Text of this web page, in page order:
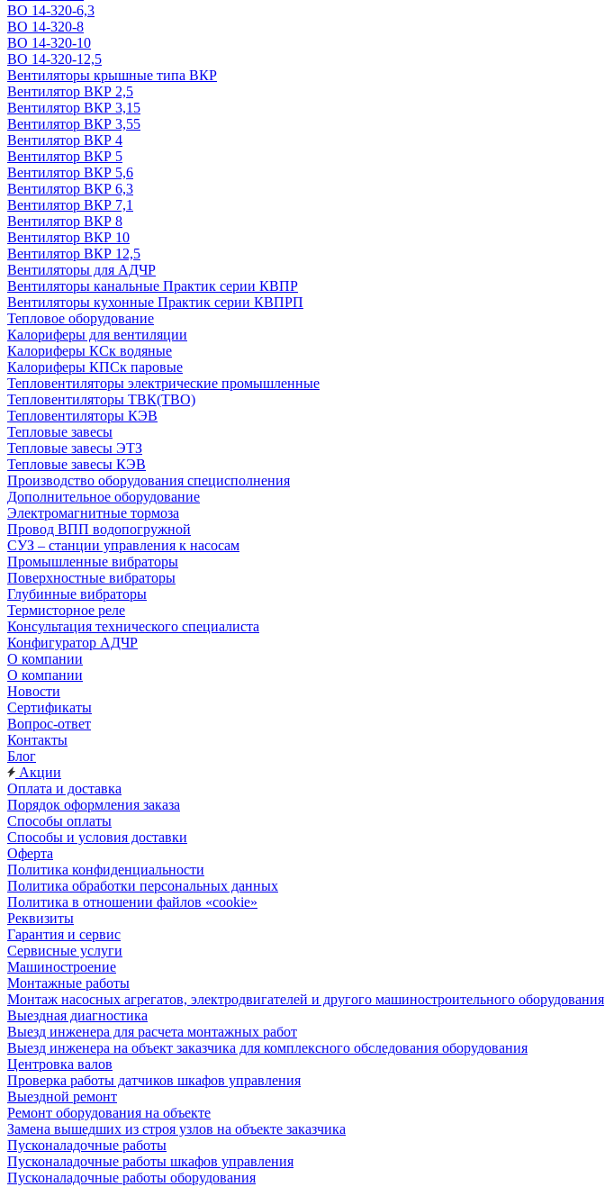
ВО 14-320-6,3
ВО 14-320-8
ВО 14-320-10
ВО 14-320-12,5
Вентиляторы крышные типа ВКР
Вентилятор ВКР 2,5
Вентилятор ВКР 3,15
Вентилятор ВКР 3,55
Вентилятор ВКР 4
Вентилятор ВКР 5
Вентилятор ВКР 5,6
Вентилятор ВКР 6,3
Вентилятор ВКР 7,1
Вентилятор ВКР 8
Вентилятор ВКР 10
Вентилятор ВКР 12,5
Вентиляторы для АДЧР
Вентиляторы канальные Практик серии КВПР
Вентиляторы кухонные Практик серии КВПРП
Тепловое оборудование
Калориферы для вентиляции
Калориферы КСк водяные
Калориферы КПСк паровые
Тепловентиляторы электрические промышленные
Тепловентиляторы ТВК(ТВО)
Тепловентиляторы КЭВ
Тепловые завесы
Тепловые завесы ЭТЗ
Тепловые завесы КЭВ
Производство оборудования специсполнения
Дополнительное оборудование
Электромагнитные тормоза
Провод ВПП водопогружной
СУЗ – станции управления к насосам
Промышленные вибраторы
Поверхностные вибраторы
Глубинные вибраторы
Термисторное реле
Консультация технического специалиста
Конфигуратор АДЧР
О компании
О компании
Новости
Сертификаты
Вопрос-ответ
Контакты
Блог
Акции
Оплата и доставка
Порядок оформления заказа
Способы оплаты
Способы и условия доставки
Оферта
Политика конфиденциальности
Политика обработки персональных данных
Политика в отношении файлов «cookie»
Реквизиты
Гарантия и сервис
Сервисные услуги
Машиностроение
Монтажные работы
Монтаж насосных агрегатов, электродвигателей и другого машиностроительного оборудования
Выездная диагностика
Выезд инженера для расчета монтажных работ
Выезд инженера на объект заказчика для комплексного обследования оборудования
Центровка валов
Проверка работы датчиков шкафов управления
Выездной ремонт
Ремонт оборудования на объекте
Замена вышедших из строя узлов на объекте заказчика
Пусконаладочные работы
Пусконаладочные работы шкафов управления
Пусконаладочные работы оборудования